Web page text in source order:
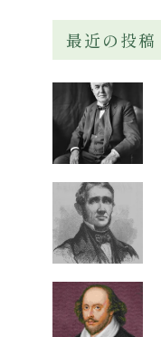
最近の投稿